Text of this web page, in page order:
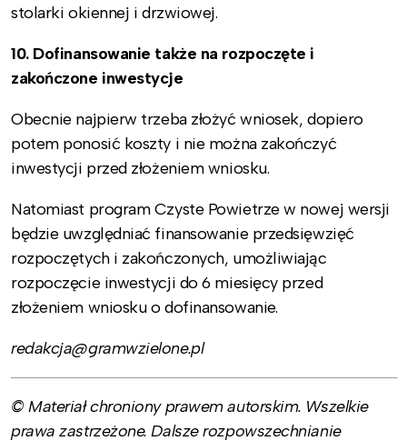
stolarki okiennej i drzwiowej.
10. Dofinansowanie także na rozpoczęte i
zakończone inwestycje
Obecnie najpierw trzeba złożyć wniosek, dopiero
potem ponosić koszty i nie można zakończyć
inwestycji przed złożeniem wniosku.
Natomiast program Czyste Powietrze w nowej wersji
będzie uwzględniać finansowanie przedsięwzięć
rozpoczętych i zakończonych, umożliwiając
rozpoczęcie inwestycji do 6 miesięcy przed
złożeniem wniosku o dofinansowanie.
redakcja@gramwzielone.pl
© Materiał chroniony prawem autorskim. Wszelkie
prawa zastrzeżone. Dalsze rozpowszechnianie